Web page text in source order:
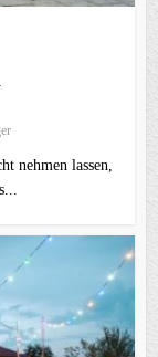
nehmen lassen,